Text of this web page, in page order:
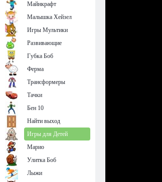
Майнкрафт
Малышка Хейзел
Игры Мультики
Развивающие
Губка Боб
Ферма
Трансформеры
Тачки
Бен 10
Найти выход
Игры для Детей
Марио
Улитка Боб
Лыжи